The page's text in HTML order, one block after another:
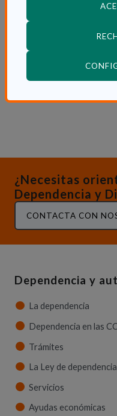
Actualidad
¿Necesitas
Dependencia y
CONTACTA CON
Dependencia y
La dependencia
Dependencia en las
Trámites
La Ley de dependencia
Servicios
Ayudas económicas